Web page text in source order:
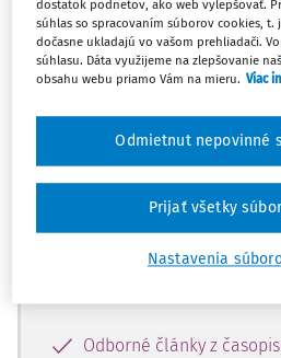
Celý odborný obsah
dostupný
Odomknite si
obsahu a získajte
zdarma, stačí sa len
Vďaka registrácii
Odborné články z
dostatok podnetov, ako web vylepšovať.
súhlas so spracovaním súborov cookies, t.
dočasne ukladajú vo vašom prehliadači.
súhlasu. Dáta využijeme na zlepšovanie
obsahu webu priamo Vám na mieru. Viac
Nastavenia
Odmietnut nepovinné
Prijať všetky